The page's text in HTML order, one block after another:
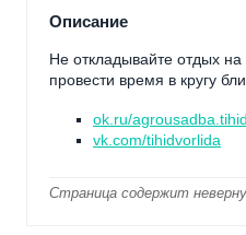
Описание
Не откладывайте отдых
провести время в кругу
ok.ru/
vk.com/tihidvorlida
Страница содержит